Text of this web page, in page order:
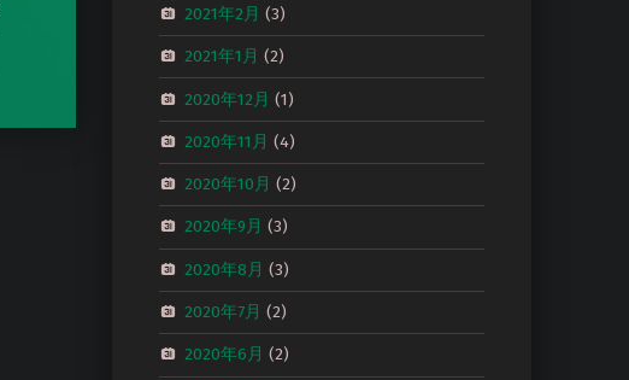
2021年2月 (3)
2021年1月 (2)
2020年12月 (1)
2020年11月 (4)
2020年10月 (2)
2020年9月 (3)
2020年8月 (3)
2020年7月 (2)
2020年6月 (2)